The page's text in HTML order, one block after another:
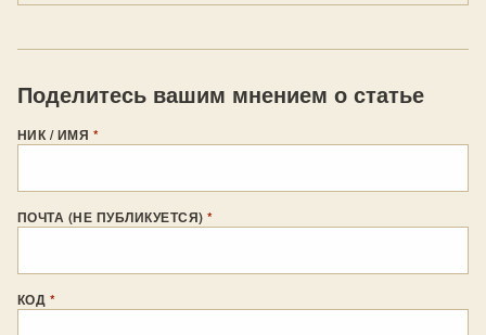
Поделитесь вашим мнением о статье
НИК / ИМЯ *
ПОЧТА (НЕ ПУБЛИКУЕТСЯ)*
КОД *